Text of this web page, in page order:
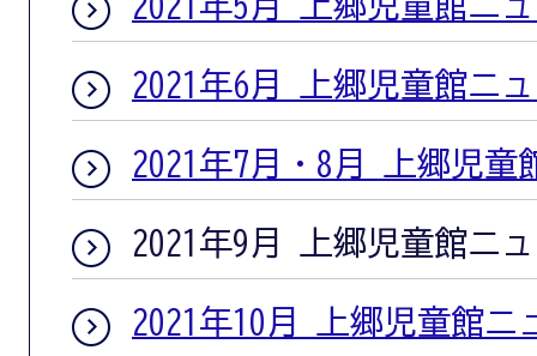
2021年6月 上郷児童館ニ
2021年7月・8月 上郷児童
2021年9月 上郷児童館ニ
2021年10月 上郷児童館ニ